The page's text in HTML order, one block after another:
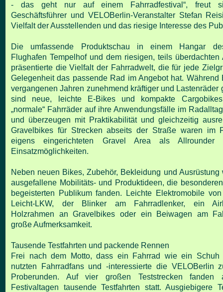
- das geht nur auf einem Fahrradfestival“, freut
Geschäftsführer und VELOBerlin-Veranstalter Stefan
Vielfalt der Ausstellenden und das riesige Interesse des
Die umfassende Produktschau in einem Hangar
Flughafen Tempelhof und dem riesigen, teils überdachten
präsentierte die Vielfalt der Fahrradwelt, die für jede
Gelegenheit das passende Rad im Angebot hat. Während
vergangenen Jahren zunehmend kräftiger und Lastenräder
sind neue, leichte E-Bikes und
kompakte
„normale“ Fahrräder auf ihre Anwendungsfälle im
und überzeugen mit Praktikabilität und gleichzeitig
Gravelbikes für Strecken abseits der Straße waren im
eigenseingerichteten Gravel Area als Allrounder
Einsatzmöglichkeiten.
Neben neuen Bikes, Zubehör, Bekleidung und
ausgefallene Mobilitäts- und Produktideen, die
begeisterten Publikum fanden. Leichte Elektromobile
Leicht-LKW, der Blinker am Fahrradlenker, ein
Holzrahmen an Gravelbikes oder ein Beiwagen am
große Aufmerksamkeit.
Tausende Testfahrten und packende Rennen
Frei nach dem Motto, dass ein Fahrrad wie ein Schuh
nutzten Fahrradfans und -interessierte die VELOBerlin
Proberunden. Auf vier großen Teststrecken
Festivaltagen tausende Testfahrten statt. Ausgiebigere